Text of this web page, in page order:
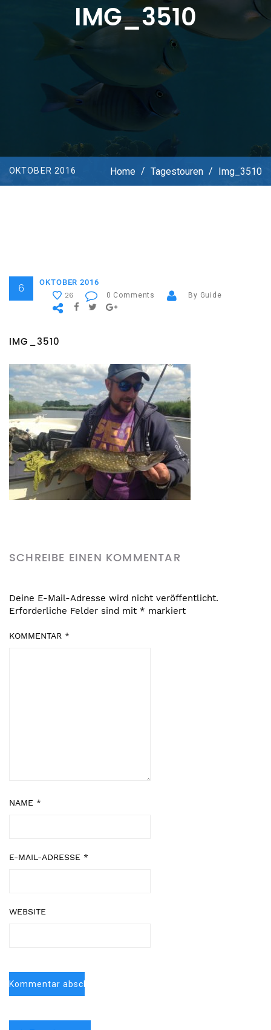
IMG_3510
OKTOBER 2016 Home / Tagestouren / Img_3510
6 OKTOBER 2016
26 0 Comments By Guide
IMG_3510
SCHREIBE EINEN KOMMENTAR
Deine E-Mail-Adresse wird nicht veröffentlicht.
Erforderliche Felder sind mit * markiert
KOMMENTAR *
NAME *
E-MAIL-ADRESSE *
WEBSITE